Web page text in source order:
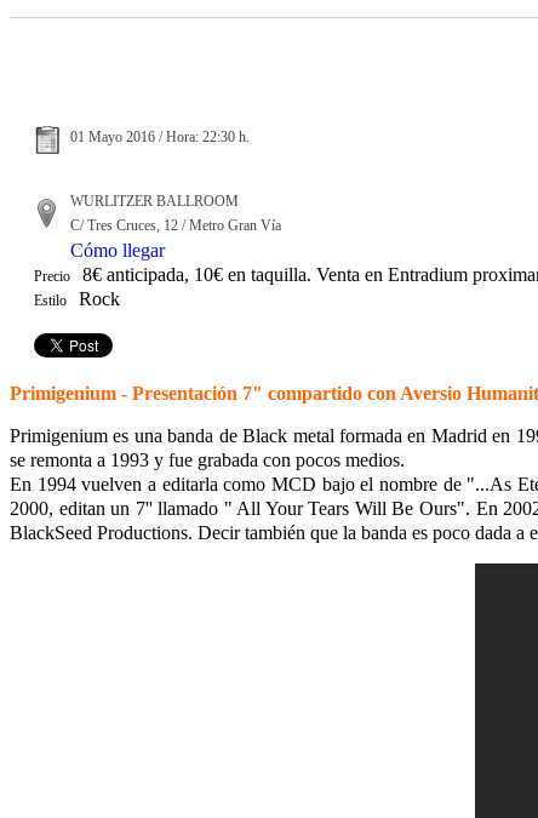
01 Mayo 2016 / Hora: 22:30 h.
WURLITZER BALLROOM
C/ Tres Cruces, 12 / Metro Gran Vía
Cómo llegar
Precio 8€ anticipada, 10€ en taquilla. Venta en Entradium
Estilo Rock
Primigenium - Presentación 7" compartido con Aversio
Primigenium es una banda de Black metal formada en Madrid en
se remonta a 1993 y fue grabada con pocos medios.
En 1994 vuelven a editarla como MCD bajo el nombre de "...As
2000, editan un 7'' llamado " All Your Tears Will Be Ours". En
BlackSeed Productions. Decir también que la banda es poco dada